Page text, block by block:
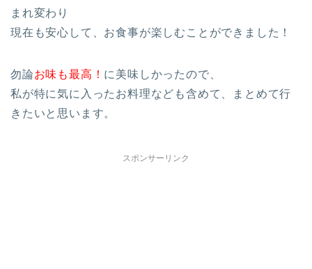
まれ変わり
現在も安心して、お食事が楽しむことができました！
勿論お味も最高！ に美味しかったので、
私が特に気に入ったお料理なども含めて、まとめて行
きたいと思います。
スポンサーリンク